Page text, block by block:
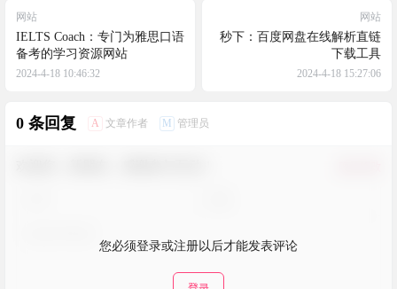
网站
IELTS Coach：专门为雅思口语
备考的学习资源网站
2024-4-18 10:46:32
网站
秒下：百度网盘在线解析直链
下载工具
2024-4-18 15:27:06
0 条回复 A 文章作者 M 管理员
您必须登录或注册以后才能发表评论